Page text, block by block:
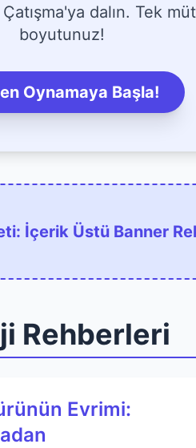
dalın. Tek
boyutunuz!
Oynamaya Başla!
İçerik Üstü Banner
Rehberleri
Evrimi: